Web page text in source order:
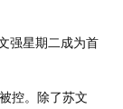
强星期二成为首
控。除了苏文